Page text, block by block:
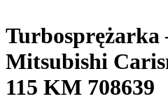
Mitsubishi
115 KM 708639